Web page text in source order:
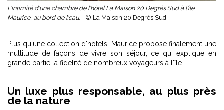
L'intimité d'une chambre de l'hôtel La Maison 20 Degrés Sud à l'île
Maurice, au bord de l'eau. - © La Maison 20 Degrés Sud
Plus qu'une collection d'hôtels, Maurice propose finalement une
multitude de façons de vivre son séjour, ce qui explique en
grande partie la fidélité de nombreux voyageurs à l'île.
Un luxe plus responsable, au plus près
de la nature